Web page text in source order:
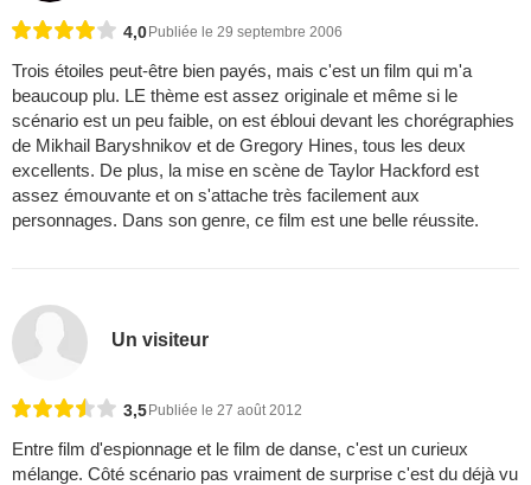
4,0Publiée le 29 septembre 2006
Trois étoiles peut-être bien payés, mais c'est un film qui m'a
beaucoup plu. LE thème est assez originale et même si le
scénario est un peu faible, on est ébloui devant les chorégraphies
de Mikhail Baryshnikov et de Gregory Hines, tous les deux
excellents. De plus, la mise en scène de Taylor Hackford est
assez émouvante et on s'attache très facilement aux
personnages. Dans son genre, ce film est une belle réussite.
Un visiteur
3,5 Publiée le 27 août 2012
Entre film d'espionnage et le film de danse, c'est un curieux
mélange. Côté scénario pas vraiment de surprise c'est du déjà vu